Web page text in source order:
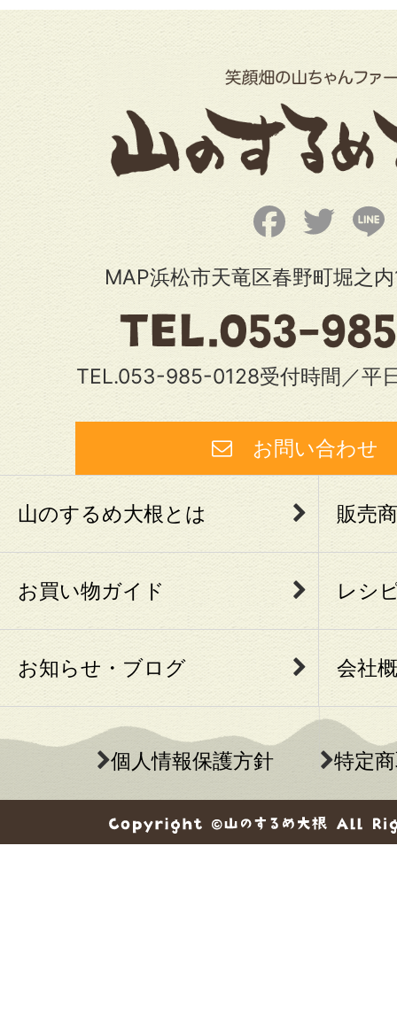
FacebookTwitter
MAP浜松市天竜区春野町堀之
TEL.053-985-0128受付時間／平
お問い合わ
山のするめ大根とは 販売
お買い物ガイド レシ
お知らせ・ブログ 会社
個人情報保護方針 特定